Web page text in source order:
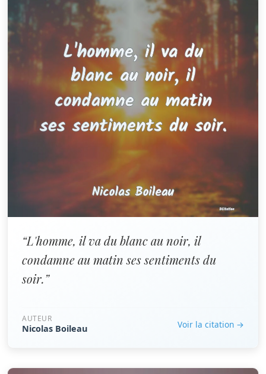
“L'homme, il va du blanc au noir, il
condamne au matin ses sentiments du
soir.”
AUTEUR
Nicolas Boileau Voir la citation →